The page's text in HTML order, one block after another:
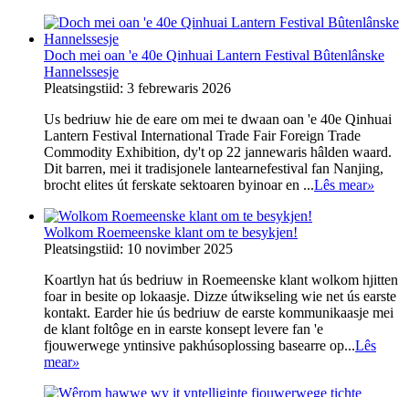
Doch mei oan 'e 40e Qinhuai Lantern Festival Bûtenlânske
Hannelssesje
Pleatsingstiid: 3 febrewaris 2026
Us bedriuw hie de eare om mei te dwaan oan 'e 40e Qinhuai
Lantern Festival International Trade Fair Foreign Trade
Commodity Exhibition, dy't op 22 jannewaris hâlden waard.
Dit barren, mei it tradisjonele lantearnefestival fan Nanjing,
brocht elites út ferskate sektoaren byinoar en ...Lês mear»
Wolkom Roemeenske klant om te besykjen!
Pleatsingstiid: 10 novimber 2025
Koartlyn hat ús bedriuw in Roemeenske klant wolkom hjitten
foar in besite op lokaasje. Dizze útwikseling wie net ús earste
kontakt. Earder hie ús bedriuw de earste kommunikaasje mei
de klant foltôge en in earste konsept levere fan 'e
fjouwerwege yntinsive pakhúsoplossing basearre op...Lês
mear»